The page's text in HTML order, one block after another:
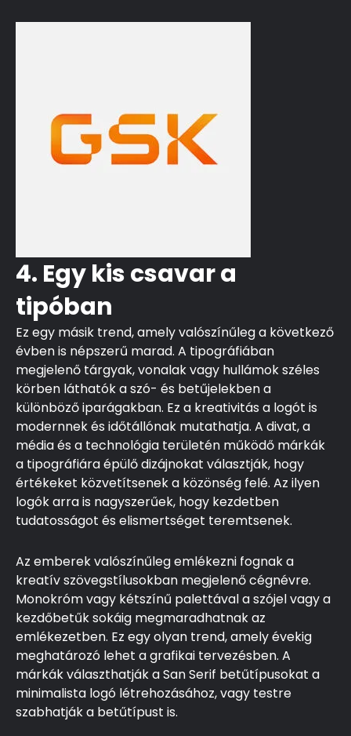
4. Egy kis csavar a
tipóban
Ez egy másik trend, amely valószínűleg a következő
évben is népszerű marad. A tipográfiában
megjelenő tárgyak, vonalak vagy hullámok széles
körben láthatók a szó- és betűjelekben a
különböző iparágakban. Ez a kreativitás a logót is
modernnek és időtállónak mutathatja. A divat, a
média és a technológia területén működő márkák
a tipográfiára épülő dizájnokat választják, hogy
értékeket közvetítsenek a közönség felé. Az ilyen
logók arra is nagyszerűek, hogy kezdetben
tudatosságot és elismertséget teremtsenek.
Az emberek valószínűleg emlékezni fognak a
kreatív szövegstílusokban megjelenő cégnévre.
Monokróm vagy kétszínű palettával a szójel vagy a
kezdőbetűk sokáig megmaradhatnak az
emlékezetben. Ez egy olyan trend, amely évekig
meghatározó lehet a grafikai tervezésben. A
márkák választhatják a San Serif betűtípusokat a
minimalista logó létrehozásához, vagy testre
szabhatják a betűtípust is.